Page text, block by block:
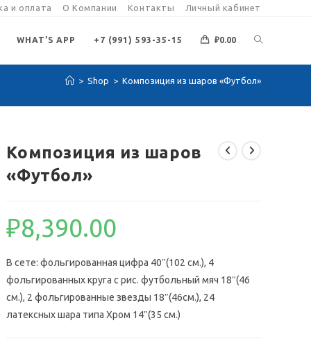
и оплата О Компании Контакты Личный кабинет
WHAT’S APP +7 (991) 593-35-15 ₽0.00
ПОИСК
> Shop > Композиция из шаров «Футбол»
Композиция из шаров
«Футбол»
₽8,390.00
В сете: фольгированная цифра 40″(102 см.), 4
фольгированных круга с рис. футбольный мяч 18″(46
см.), 2 фольгированные звезды 18″(46см.), 24
латексных шара типа Хром 14″(35 см.)